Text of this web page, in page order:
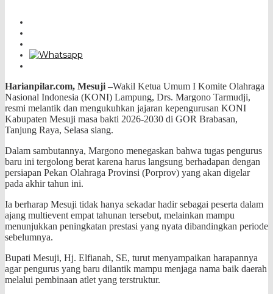
Harianpilar.com, Mesuji –Wakil Ketua Umum I Komite Olahraga
Nasional Indonesia (KONI) Lampung, Drs. Margono Tarmudji,
resmi melantik dan mengukuhkan jajaran kepengurusan KONI
Kabupaten Mesuji masa bakti 2026-2030 di GOR Brabasan,
Tanjung Raya, Selasa siang.
Dalam sambutannya, Margono menegaskan bahwa tugas pengurus
baru ini tergolong berat karena harus langsung berhadapan dengan
persiapan Pekan Olahraga Provinsi (Porprov) yang akan digelar
pada akhir tahun ini.
Ia berharap Mesuji tidak hanya sekadar hadir sebagai peserta dalam
ajang multievent empat tahunan tersebut, melainkan mampu
menunjukkan peningkatan prestasi yang nyata dibandingkan periode
sebelumnya.
​Bupati Mesuji, Hj. Elfianah, SE, turut menyampaikan harapannya
agar pengurus yang baru dilantik mampu menjaga nama baik daerah
melalui pembinaan atlet yang terstruktur.